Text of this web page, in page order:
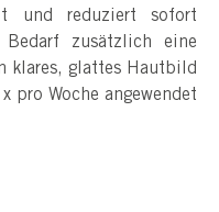
und reduziert sofort
zusätzlich eine
klares, glattes Hautbild
pro Woche angewendet